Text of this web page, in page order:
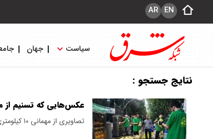
EN
AR
سیاست جهان
نتایج جستجو :
عکس‌هایی که تسنیم از مهمانی ۱۰ کیلومتری غدیر در
تصاویری از مهمانی ۱۰ کیلومتری غدیر در تهران منتشر شده است.